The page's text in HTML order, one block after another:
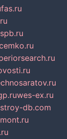
fas.ru
wes-ex.ru
stroy-db.com